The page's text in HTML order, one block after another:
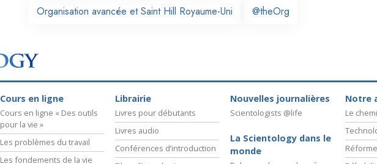
Organisation avancée et Saint Hill Royaume-Uni @theOrg
Cours en ligne
Cours en ligne « Des outils
pour la vie »
Les problèmes du travail
Les fondements de la vie
Librairie
Livres pour débutants
Livres audio
Conférences d’introduction
Nouvelles journalières
Scientologists @life
La Scientology dans le
monde
Notre
Le